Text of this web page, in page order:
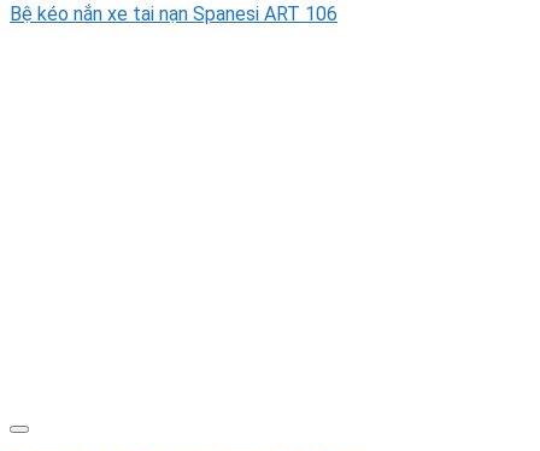
Bệ kéo nắn xe tai nạn Spanesi ART 106